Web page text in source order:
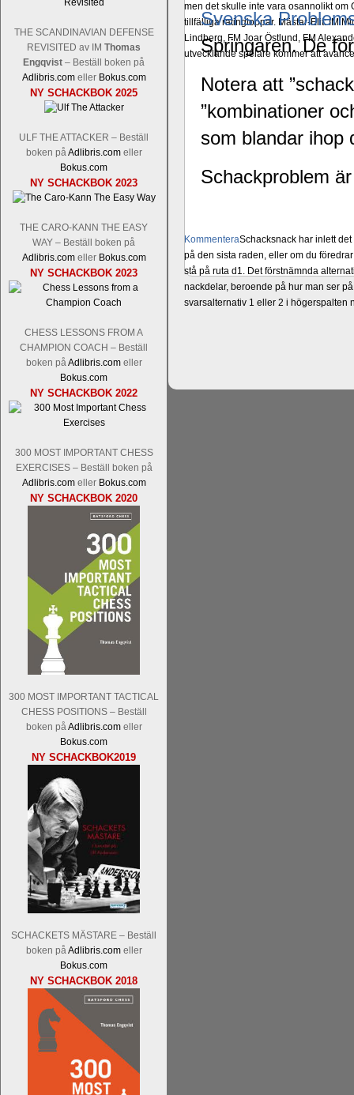
THE SCANDINAVIAN DEFENSE
REVISITED av IM Thomas
Engqvist – Beställ boken på
Adlibris.comeller Bokus.com
NY SCHACKBOK 2025
ULF THE ATTACKER – Beställ
boken påAdlibris.comeller
Bokus.com
NY SCHACKBOK 2023
THE CARO-KANN THE EASY
WAY – Beställ boken på
Adlibris.comeller Bokus.com
NY SCHACKBOK 2023
CHESS LESSONS FROM A
CHAMPION COACH – Beställ
boken påAdlibris.comeller
Bokus.com
NY SCHACKBOK 2022
300 MOST IMPORTANT CHESS
EXERCISES – Beställ boken på
Adlibris.comeller Bokus.com
NY SCHACKBOK 2020
300 MOST IMPORTANT TACTICAL
CHESS POSITIONS – Beställ
boken påAdlibris.comeller
Bokus.com
NY SCHACKBOK2019
SCHACKETS MÄSTARE – Beställ
boken på Adlibris.comeller
Bokus.com
NY SCHACKBOK 2018
men det skulle inte vara osannolikt om
tillfälliga ratingtoppar. Mästar-Elit: IM
Lindberg, FM Joar Östlund, FM
utvecklande spelare kommer att
KommenteraSchacksnack har inlett
på den sista raden, eller om du
stå på ruta d1. Det förstnämnda
nackdelar, beroende på hur man ser
svarsalternativ 1 eller 2 i högerspalten
Svenska
Springaren. De
Notera att
”kombinationer
som blandar ihop
Schackproblem